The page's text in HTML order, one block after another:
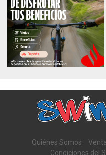
Quiénes Somos
Condiciones del